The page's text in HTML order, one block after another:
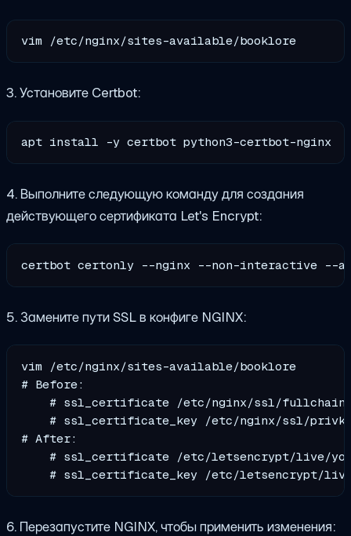
3. Установите Certbot:
4. Выполните следующую команду для создания
действующего сертификата Let's Encrypt:
certbot certonly --nginx --non-interactive --
5. Замените пути SSL в конфиге NGINX:
vim /etc/nginx/sites-available/booklore
# Before:
# ssl_certificate /etc/nginx/ssl/
# ssl_certificate_key /etc/nginx/ssl/
# After:
# ssl_certificate /etc/letsencrypt/live/
6. Перезапустите NGINX, чтобы применить изменения: